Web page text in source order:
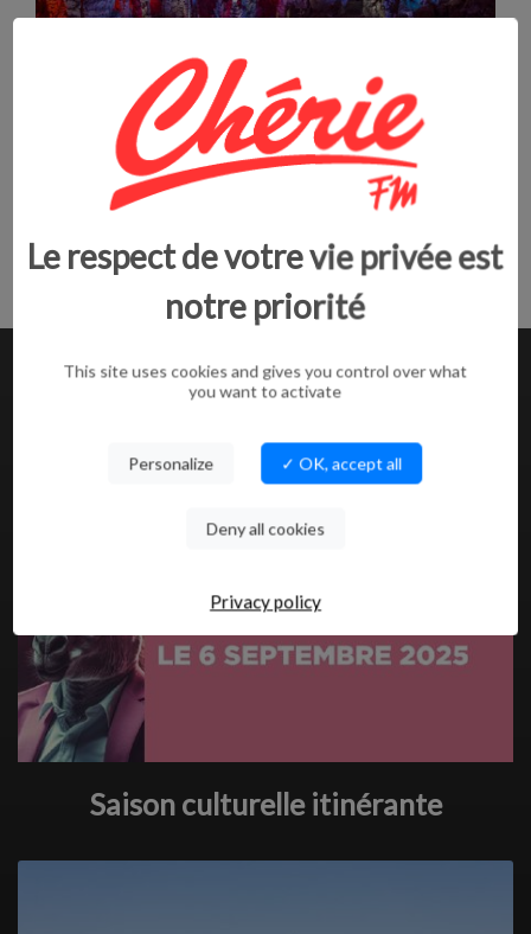
La grotte de la Salamandre
La minute escapade avec Audrey
NOS ANIMATIONS
Saison culturelle itinérante
Le respect de votre vie privée est
notre priorité
This site uses cookies and gives you control over what
you want to activate
Personalize ✓ OK, accept all
Deny all cookies
Privacy policy